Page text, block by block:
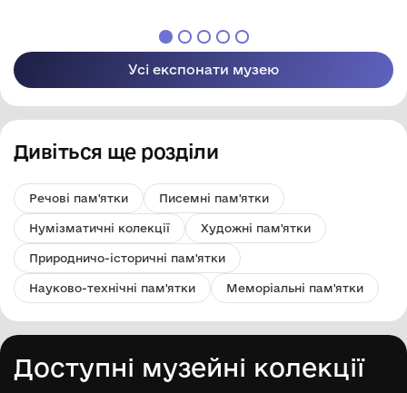
Усі експонати музею
Дивіться ще розділи
Речові пам'ятки Писемні пам'ятки
Нумізматичні колекції Художні пам'ятки
Природничо-історичні пам'ятки
Науково-технічні пам'ятки Меморіальні пам'ятки
Доступні музейні колекції